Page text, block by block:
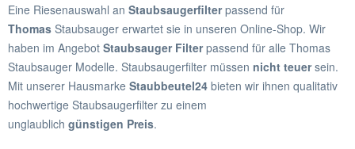
Eine Riesenauswahl an Staubsaugerfilterpassend für
Thomas Staubsauger erwartet sie in unseren Online-Shop. Wir
haben im Angebot Staubsauger Filterpassend für alle Thomas
Staubsauger Modelle. Staubsaugerfilter müssen nicht teuersein.
Mit unserer Hausmarke Staubbeutel24 bieten wir ihnen qualitativ
hochwertige Staubsaugerfilter zu einem
unglaublich günstigen Preis.